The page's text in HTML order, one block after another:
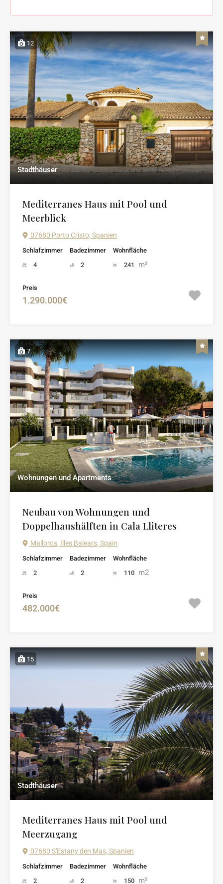
12
Stadthäuser
Mediterranes Haus mit Pool und
Meerblick
07680 Porto Cristo, Spanien
Schlafzimmer
4
Badezimmer
2
Wohnfläche
241
m²
Preis
1.290.000€
7
Wohnungen und Apartments
Neubau von Wohnungen und
Doppelhaushälften in Cala Lliteres
Mallorca, Illes Balears, Spain
Schlafzimmer
2
Badezimmer
2
Wohnfläche
110 m2
Preis
482.000€
15
Stadthäuser
Mediterranes Haus mit Pool und
Meerzugang
07680 S'Estany den Mas, Spanien
Schlafzimmer
2
Badezimmer
2
Wohnfläche
150 m²